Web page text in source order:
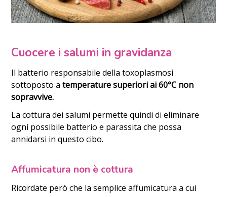
Cuocere i salumi in gravidanza
Il batterio responsabile della toxoplasmosi
sottoposto atemperature superiori ai 60°C non
sopravvive.
La cottura dei salumi permette quindi di eliminare
ogni possibile batterio e parassita che possa
annidarsi in questo cibo.
Affumicatura non è cottura
Ricordate però che la semplice affumicatura a cui